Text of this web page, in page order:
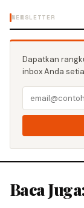
NEWSLETTER
Dapatkan
inbox Anda
Baca